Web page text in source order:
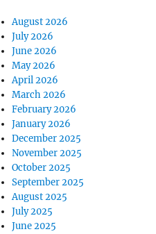
August 2026
July 2026
June 2026
May 2026
April 2026
March 2026
February 2026
January 2026
December 2025
November 2025
October 2025
September 2025
August 2025
July 2025
June 2025